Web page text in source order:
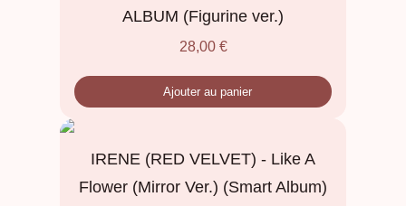
ALBUM (Figurine ver.)
28,00 €
Ajouter au panier
IRENE (RED VELVET) - Like A
Flower (Mirror Ver.) (Smart Album)